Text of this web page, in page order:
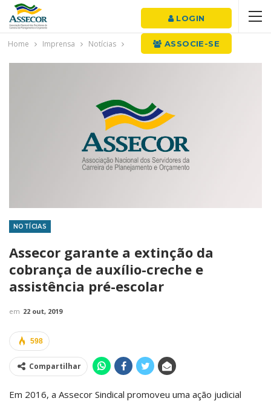
LOGIN
ASSOCIE-SE
Home Imprensa Notícias
NOTÍCIAS
Assecor garante a extinção da
cobrança de auxílio-creche e
assistência pré-escolar
em 22 out, 2019
598
Compartilhar
Em 2016, a Assecor Sindical promoveu uma ação judicial